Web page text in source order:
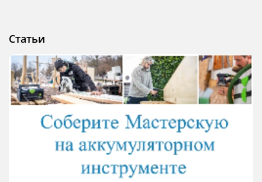
Статьи